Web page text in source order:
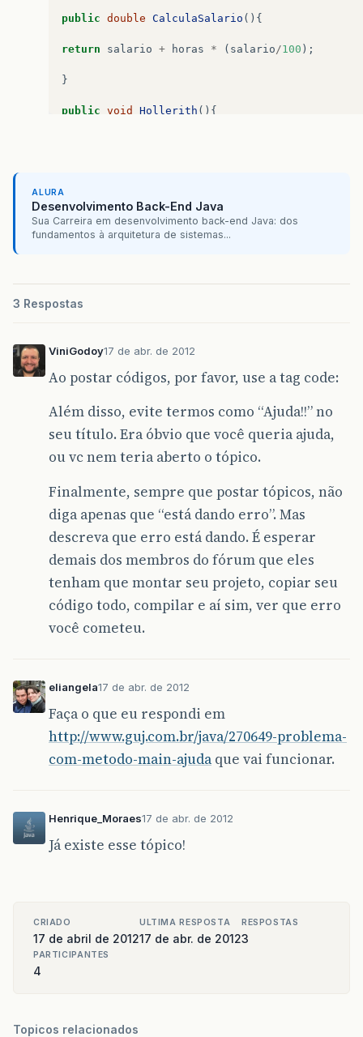
public double CalculaSalario (){
return salario + horas * ( salario /100 );
}
public void Hollerith (){
}
}
ALURA
Desenvolvimento Back-End Java
Sua Carreira em desenvolvimento back-end Java: dos
fundamentos à arquitetura de sistemas...
3 Respostas
ViniGodoy17 de abr. de 2012
Ao postar códigos, por favor, use a tag code:
Além disso, evite termos como “Ajuda!!” no
seu título. Era óbvio que você queria ajuda,
ou vc nem teria aberto o tópico.
Finalmente, sempre que postar tópicos, não
diga apenas que “está dando erro”. Mas
descreva que erro está dando. É esperar
demais dos membros do fórum que eles
tenham que montar seu projeto, copiar seu
código todo, compilar e aí sim, ver que erro
você cometeu.
eliangela17 de abr. de 2012
Faça o que eu respondi em
http://www.guj.com.br/java/270649-problema-
com-metodo-main-ajuda que vai funcionar.
Henrique_Moraes17 de abr. de 2012
Já existe esse tópico!
CRIADO
17 de abril de 2012
ULTIMA RESPOSTA
17 de abr. de 2012
RESPOSTAS
3
PARTICIPANTES
4
Topicos relacionados